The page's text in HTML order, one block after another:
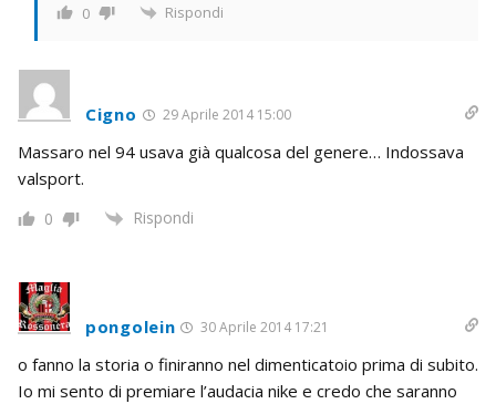
0 Rispondi
Cigno 29 Aprile 2014 15:00
Massaro nel 94 usava già qualcosa del genere… Indossava
valsport.
0 Rispondi
pongolein 30 Aprile 2014 17:21
o fanno la storia o finiranno nel dimenticatoio prima di subito.
Io mi sento di premiare l’audacia nike e credo che saranno